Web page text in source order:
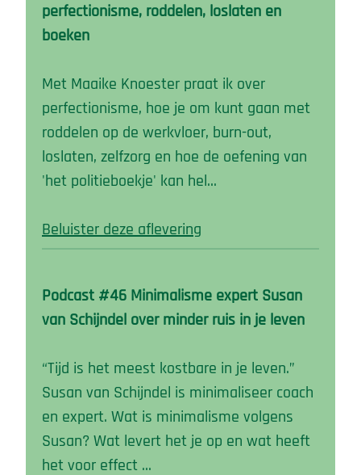
perfectionisme, roddelen, loslaten en
boeken
Met Maaike Knoester praat ik over
perfectionisme, hoe je om kunt gaan met
roddelen op de werkvloer, burn-out,
loslaten, zelfzorg en hoe de oefening van
'het politieboekje' kan hel…
Beluister deze aflevering
Podcast #46 Minimalisme expert Susan
van Schijndel over minder ruis in je leven
“Tijd is het meest kostbare in je leven.”
Susan van Schijndel is minimaliseer coach
en expert. Wat is minimalisme volgens
Susan? Wat levert het je op en wat heeft
het voor effect …